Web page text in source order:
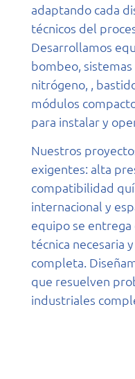
adaptando cada
técnicos del
Desarrollamos
bombeo,
nitrógeno, ,
módulos
para instalar y
Nuestros
exigentes: alta
compatibilidad
internacional y
equipo se
técnica necesaria
completa.
que resuelven
industriales